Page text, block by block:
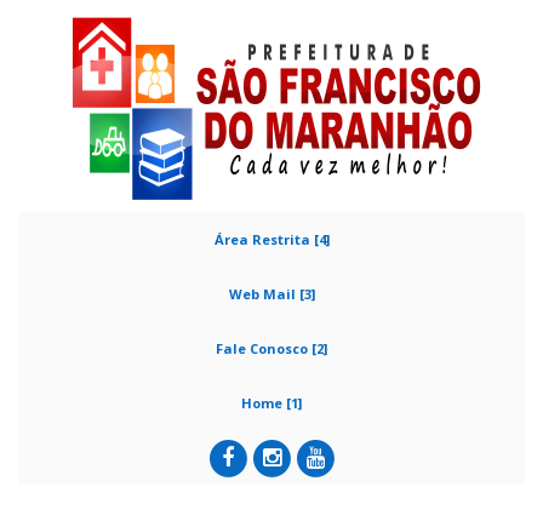
Área Restrita [4]
Web Mail [3]
Fale Conosco [2]
Home [1]